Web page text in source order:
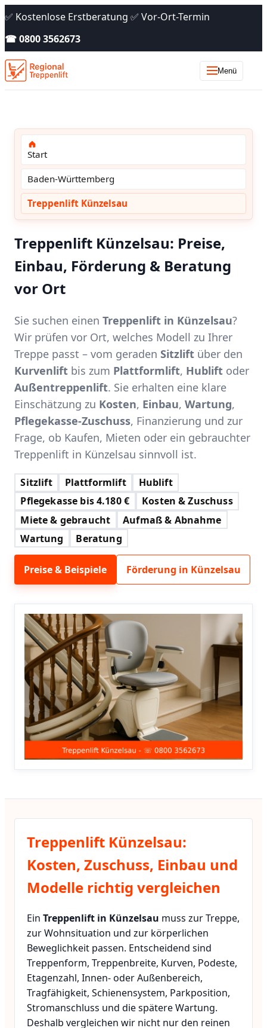
✅ Kostenlose Erstberatung ✅ Vor-Ort-Termin
☎ 0800 3562673
Menü
Start
Baden-Württemberg
Treppenlift Künzelsau
Treppenlift Künzelsau: Preise,
Einbau, Förderung & Beratung
vor Ort
Sie suchen einen Treppenlift in Künzelsau?
Wir prüfen vor Ort, welches Modell zu Ihrer
Treppe passt – vom geraden Sitzlift über den
Kurvenlift bis zum Plattformlift, Hublift oder
Außentreppenlift. Sie erhalten eine klare
Einschätzung zu Kosten, Einbau, Wartung,
Pflegekasse-Zuschuss, Finanzierung und zur
Frage, ob Kaufen, Mieten oder ein gebrauchter
Treppenlift in Künzelsau sinnvoll ist.
Sitzlift Plattformlift
Hublift
Pflegekasse bis 4.180 €
Kosten & Zuschuss
Miete & gebraucht
Aufmaß & Abnahme
Wartung
Beratung
Preise & Beispiele Förderung in Künzelsau
Treppenlift Künzelsau:
Kosten, Zuschuss, Einbau und
Modelle richtig vergleichen
Ein Treppenlift in Künzelsau muss zur Treppe,
zur Wohnsituation und zur körperlichen
Beweglichkeit passen. Entscheidend sind
Treppenform, Treppenbreite, Kurven, Podeste,
Etagenzahl, Innen- oder Außenbereich,
Tragfähigkeit, Schienensystem, Parkposition,
Stromanschluss und die spätere Wartung.
Deshalb vergleichen wir nicht nur den reinen